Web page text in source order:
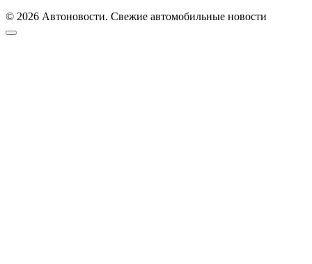
© 2026 Автоновости. Свежие автомобильные новости